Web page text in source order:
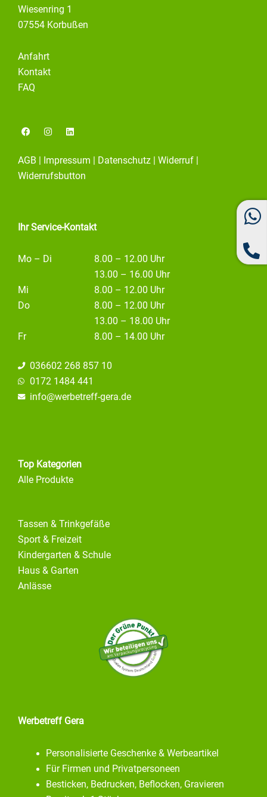
Wiesenring 1
07554 Korbußen
Anfahrt
Kontakt
FAQ
F
a
e
b
o
o
I
n
a
g
r
L
i
e
d
i
AGB Impressum Datenschutz Widerruf
Widerrufsbutton
Ihr Service-Kontakt
Mo – Di
8.00 – 12.00 Uhr
13.00 – 16.00 Uhr
Mi
8.00 – 12.00 Uhr
Do
8.00 – 12.00 Uhr
13.00 – 18.00 Uhr
Fr
8.00 – 14.00 Uhr
036602 268 857 10
0172 1484 441
info@werbetreff-gera.de
Top Kategorien
Alle Produkte
Tassen & Trinkgefäße
Sport & Freizeit
Kindergarten & Schule
Haus & Garten
Anlässe
Werbetreff Gera
Personalisierte Geschenke & Werbeartikel
Für Firmen und Privatpersoneen
Besticken, Bedrucken, Beflocken, Gravieren